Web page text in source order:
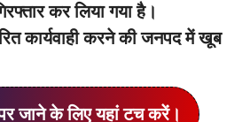
कर लिया गया है।
कार्यवाही करने की जनपद में खूब
जाने के लिए यहां टच करें।